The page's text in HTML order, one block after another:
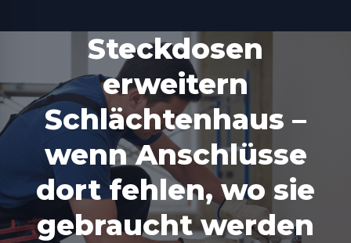
Steckdosen
erweitern
Schlächtenhaus –
wenn Anschlüsse
dort fehlen, wo sie
gebraucht werden